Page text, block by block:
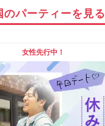
のパーティーを見る
女性先行中！